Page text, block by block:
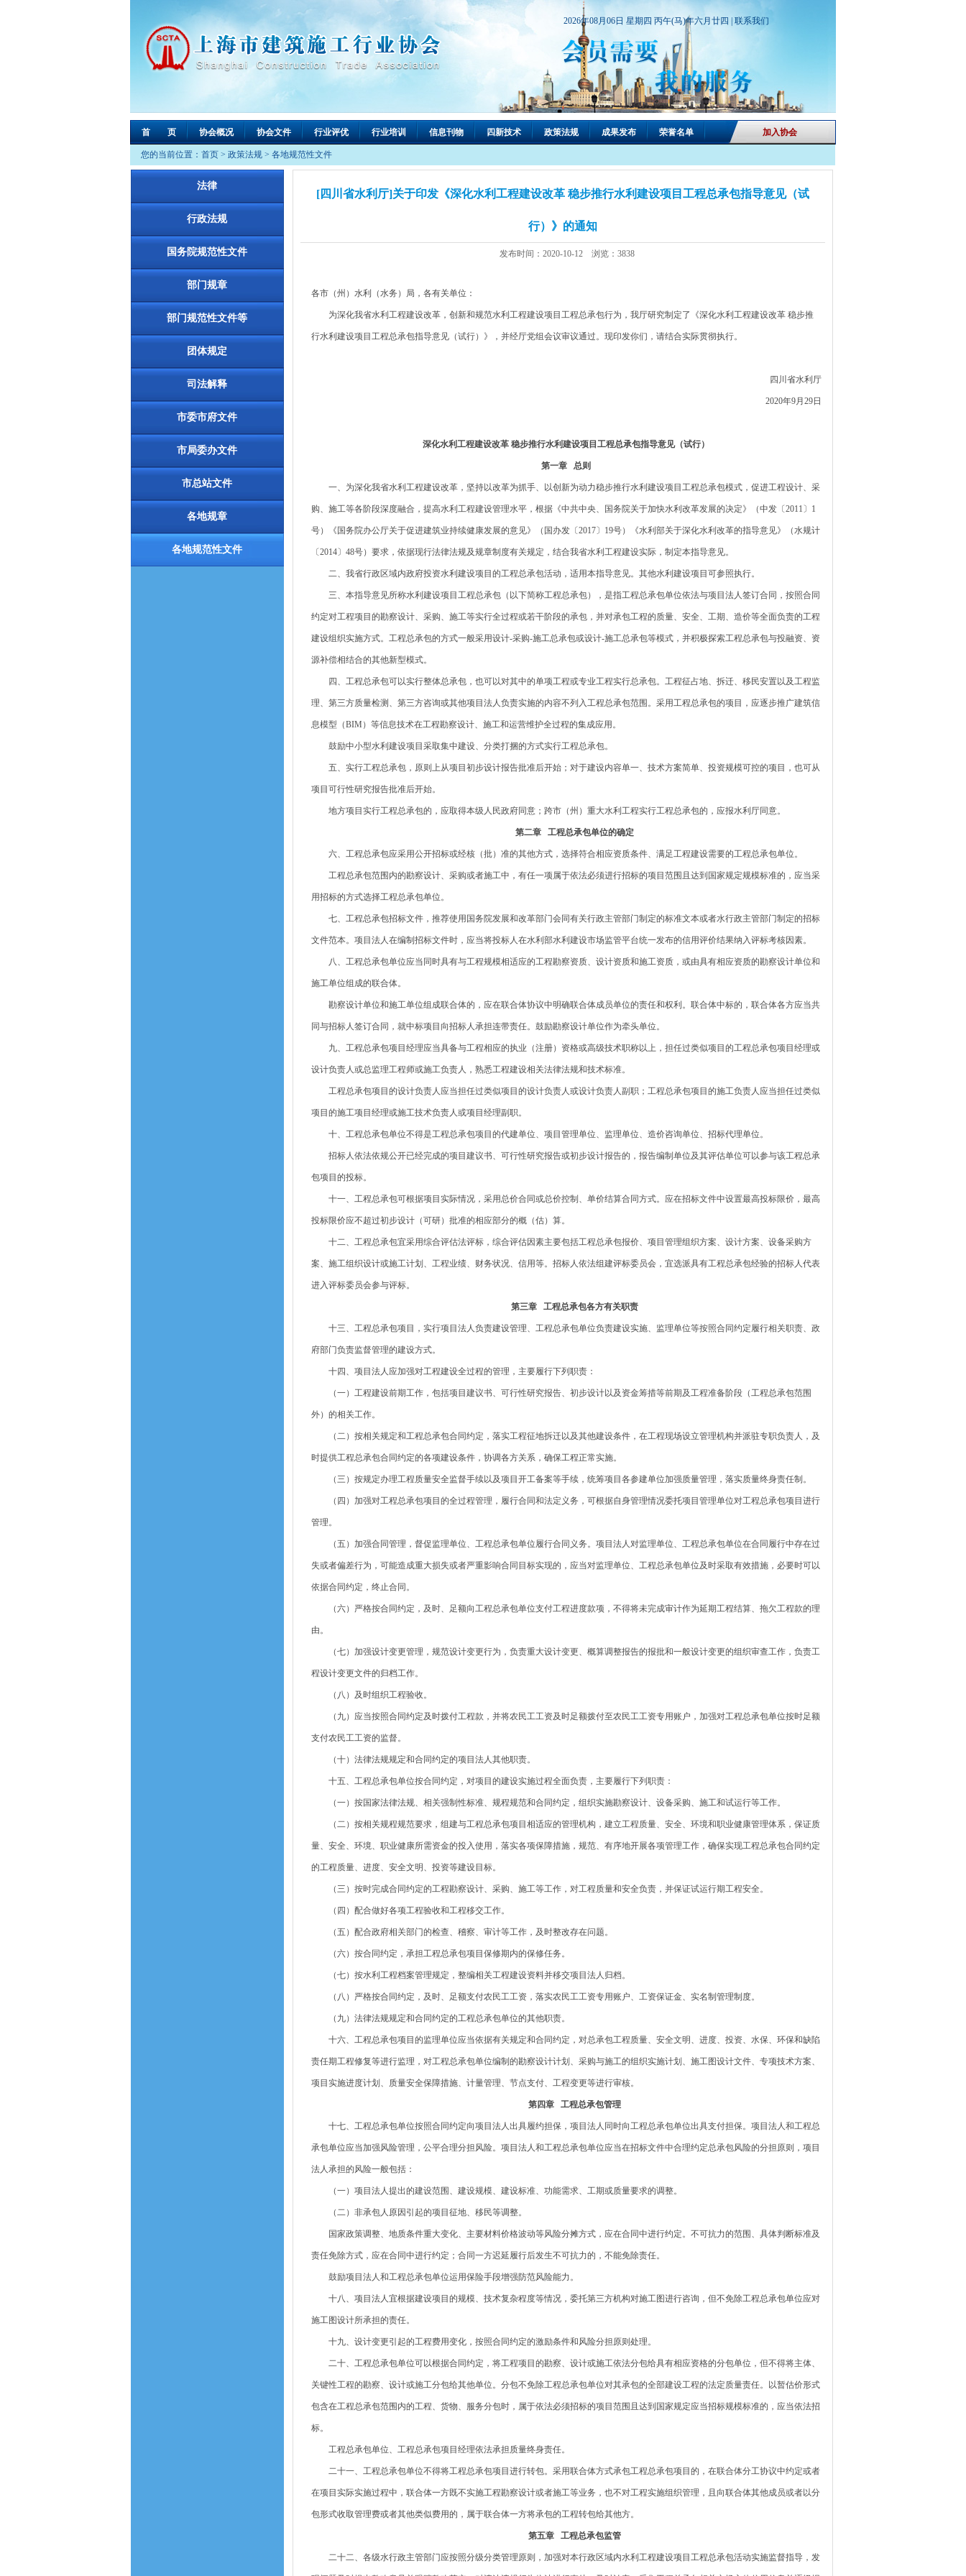
2026年08月06日 星期四 丙午(马)年六月廿四 | 联系我们
首 页 协会概况 协会文件 行业评优 行业培训 信息刊物 四新技术 政策法规 成果发布 荣誉名单 加入协会
您的当前位置： 首页 > 政策法规 > 各地规范性文件
法律
行政法规
国务院规范性文件
部门规章
部门规范性文件等
团体规定
司法解释
市委市府文件
市局委办文件
市总站文件
各地规章
各地规范性文件
[四川省水利厅]关于印发《深化水利工程建设改革 稳步推行水利建设项目工程总承包指导意见（试
行）》的通知
发布时间：2020-10-12 浏览：3838
各市（州）水利（水务）局，各有关单位：
为深化我省水利工程建设改革，创新和规范水利工程建设项目工程总承包行为，我厅研究制定了《深化水利工程建设改革 稳步推
行水利建设项目工程总承包指导意见（试行）》，并经厅党组会议审议通过。现印发你们，请结合实际贯彻执行。
四川省水利厅
2020年9月29日
深化水利工程建设改革 稳步推行水利建设项目工程总承包指导意见（试行）
第一章 总则
一、为深化我省水利工程建设改革，坚持以改革为抓手、以创新为动力稳步推行水利建设项目工程总承包模式，促进工程设计、采
购、施工等各阶段深度融合，提高水利工程建设管理水平，根据《中共中央、国务院关于加快水利改革发展的决定》（中发〔2011〕1
号）《国务院办公厅关于促进建筑业持续健康发展的意见》（国办发〔2017〕19号）《水利部关于深化水利改革的指导意见》（水规计
〔2014〕48号）要求，依据现行法律法规及规章制度有关规定，结合我省水利工程建设实际，制定本指导意见。
二、我省行政区域内政府投资水利建设项目的工程总承包活动，适用本指导意见。其他水利建设项目可参照执行。
三、本指导意见所称水利建设项目工程总承包（以下简称工程总承包），是指工程总承包单位依法与项目法人签订合同，按照合同
约定对工程项目的勘察设计、采购、施工等实行全过程或若干阶段的承包，并对承包工程的质量、安全、工期、造价等全面负责的工程
建设组织实施方式。工程总承包的方式一般采用设计-采购-施工总承包或设计-施工总承包等模式，并积极探索工程总承包与投融资、资
源补偿相结合的其他新型模式。
四、工程总承包可以实行整体总承包，也可以对其中的单项工程或专业工程实行总承包。工程征占地、拆迁、移民安置以及工程监
理、第三方质量检测、第三方咨询或其他项目法人负责实施的内容不列入工程总承包范围。采用工程总承包的项目，应逐步推广建筑信
息模型（BIM）等信息技术在工程勘察设计、施工和运营维护全过程的集成应用。
鼓励中小型水利建设项目采取集中建设、分类打捆的方式实行工程总承包。
五、实行工程总承包，原则上从项目初步设计报告批准后开始；对于建设内容单一、技术方案简单、投资规模可控的项目，也可从
项目可行性研究报告批准后开始。
地方项目实行工程总承包的，应取得本级人民政府同意；跨市（州）重大水利工程实行工程总承包的，应报水利厅同意。
第二章 工程总承包单位的确定
六、工程总承包应采用公开招标或经核（批）准的其他方式，选择符合相应资质条件、满足工程建设需要的工程总承包单位。
工程总承包范围内的勘察设计、采购或者施工中，有任一项属于依法必须进行招标的项目范围且达到国家规定规模标准的，应当采
用招标的方式选择工程总承包单位。
七、工程总承包招标文件，推荐使用国务院发展和改革部门会同有关行政主管部门制定的标准文本或者水行政主管部门制定的招标
文件范本。项目法人在编制招标文件时，应当将投标人在水利部水利建设市场监管平台统一发布的信用评价结果纳入评标考核因素。
八、工程总承包单位应当同时具有与工程规模相适应的工程勘察资质、设计资质和施工资质，或由具有相应资质的勘察设计单位和
施工单位组成的联合体。
勘察设计单位和施工单位组成联合体的，应在联合体协议中明确联合体成员单位的责任和权利。联合体中标的，联合体各方应当共
同与招标人签订合同，就中标项目向招标人承担连带责任。鼓励勘察设计单位作为牵头单位。
九、工程总承包项目经理应当具备与工程相应的执业（注册）资格或高级技术职称以上，担任过类似项目的工程总承包项目经理或
设计负责人或总监理工程师或施工负责人，熟悉工程建设相关法律法规和技术标准。
工程总承包项目的设计负责人应当担任过类似项目的设计负责人或设计负责人副职；工程总承包项目的施工负责人应当担任过类似
项目的施工项目经理或施工技术负责人或项目经理副职。
十、工程总承包单位不得是工程总承包项目的代建单位、项目管理单位、监理单位、造价咨询单位、招标代理单位。
招标人依法依规公开已经完成的项目建议书、可行性研究报告或初步设计报告的，报告编制单位及其评估单位可以参与该工程总承
包项目的投标。
十一、工程总承包可根据项目实际情况，采用总价合同或总价控制、单价结算合同方式。应在招标文件中设置最高投标限价，最高
投标限价应不超过初步设计（可研）批准的相应部分的概（估）算。
十二、工程总承包宜采用综合评估法评标，综合评估因素主要包括工程总承包报价、项目管理组织方案、设计方案、设备采购方
案、施工组织设计或施工计划、工程业绩、财务状况、信用等。招标人依法组建评标委员会，宜选派具有工程总承包经验的招标人代表
进入评标委员会参与评标。
第三章 工程总承包各方有关职责
十三、工程总承包项目，实行项目法人负责建设管理、工程总承包单位负责建设实施、监理单位等按照合同约定履行相关职责、政
府部门负责监督管理的建设方式。
十四、项目法人应加强对工程建设全过程的管理，主要履行下列职责：
（一）工程建设前期工作，包括项目建议书、可行性研究报告、初步设计以及资金筹措等前期及工程准备阶段（工程总承包范围
外）的相关工作。
（二）按相关规定和工程总承包合同约定，落实工程征地拆迁以及其他建设条件，在工程现场设立管理机构并派驻专职负责人，及
时提供工程总承包合同约定的各项建设条件，协调各方关系，确保工程正常实施。
（三）按规定办理工程质量安全监督手续以及项目开工备案等手续，统筹项目各参建单位加强质量管理，落实质量终身责任制。
（四）加强对工程总承包项目的全过程管理，履行合同和法定义务，可根据自身管理情况委托项目管理单位对工程总承包项目进行
管理。
（五）加强合同管理，督促监理单位、工程总承包单位履行合同义务。项目法人对监理单位、工程总承包单位在合同履行中存在过
失或者偏差行为，可能造成重大损失或者严重影响合同目标实现的，应当对监理单位、工程总承包单位及时采取有效措施，必要时可以
依据合同约定，终止合同。
（六）严格按合同约定，及时、足额向工程总承包单位支付工程进度款项，不得将未完成审计作为延期工程结算、拖欠工程款的理
由。
（七）加强设计变更管理，规范设计变更行为，负责重大设计变更、概算调整报告的报批和一般设计变更的组织审查工作，负责工
程设计变更文件的归档工作。
（八）及时组织工程验收。
（九）应当按照合同约定及时拨付工程款，并将农民工工资及时足额拨付至农民工工资专用账户，加强对工程总承包单位按时足额
支付农民工工资的监督。
（十）法律法规规定和合同约定的项目法人其他职责。
十五、工程总承包单位按合同约定，对项目的建设实施过程全面负责，主要履行下列职责：
（一）按国家法律法规、相关强制性标准、规程规范和合同约定，组织实施勘察设计、设备采购、施工和试运行等工作。
（二）按相关规程规范要求，组建与工程总承包项目相适应的管理机构，建立工程质量、安全、环境和职业健康管理体系，保证质
量、安全、环境、职业健康所需资金的投入使用，落实各项保障措施，规范、有序地开展各项管理工作，确保实现工程总承包合同约定
的工程质量、进度、安全文明、投资等建设目标。
（三）按时完成合同约定的工程勘察设计、采购、施工等工作，对工程质量和安全负责，并保证试运行期工程安全。
（四）配合做好各项工程验收和工程移交工作。
（五）配合政府相关部门的检查、稽察、审计等工作，及时整改存在问题。
（六）按合同约定，承担工程总承包项目保修期内的保修任务。
（七）按水利工程档案管理规定，整编相关工程建设资料并移交项目法人归档。
（八）严格按合同约定，及时、足额支付农民工工资，落实农民工工资专用账户、工资保证金、实名制管理制度。
（九）法律法规规定和合同约定的工程总承包单位的其他职责。
十六、工程总承包项目的监理单位应当依据有关规定和合同约定，对总承包工程质量、安全文明、进度、投资、水保、环保和缺陷
责任期工程修复等进行监理，对工程总承包单位编制的勘察设计计划、采购与施工的组织实施计划、施工图设计文件、专项技术方案、
项目实施进度计划、质量安全保障措施、计量管理、节点支付、工程变更等进行审核。
第四章 工程总承包管理
十七、工程总承包单位按照合同约定向项目法人出具履约担保，项目法人同时向工程总承包单位出具支付担保。项目法人和工程总
承包单位应当加强风险管理，公平合理分担风险。项目法人和工程总承包单位应当在招标文件中合理约定总承包风险的分担原则，项目
法人承担的风险一般包括：
（一）项目法人提出的建设范围、建设规模、建设标准、功能需求、工期或质量要求的调整。
（二）非承包人原因引起的项目征地、移民等调整。
国家政策调整、地质条件重大变化、主要材料价格波动等风险分摊方式，应在合同中进行约定。不可抗力的范围、具体判断标准及
责任免除方式，应在合同中进行约定；合同一方迟延履行后发生不可抗力的，不能免除责任。
鼓励项目法人和工程总承包单位运用保险手段增强防范风险能力。
十八、项目法人宜根据建设项目的规模、技术复杂程度等情况，委托第三方机构对施工图进行咨询，但不免除工程总承包单位应对
施工图设计所承担的责任。
十九、设计变更引起的工程费用变化，按照合同约定的激励条件和风险分担原则处理。
二十、工程总承包单位可以根据合同约定，将工程项目的勘察、设计或施工依法分包给具有相应资格的分包单位，但不得将主体、
关键性工程的勘察、设计或施工分包给其他单位。分包不免除工程总承包单位对其承包的全部建设工程的法定质量责任。以暂估价形式
包含在工程总承包范围内的工程、货物、服务分包时，属于依法必须招标的项目范围且达到国家规定应当招标规模标准的，应当依法招
标。
工程总承包单位、工程总承包项目经理依法承担质量终身责任。
二十一、工程总承包单位不得将工程总承包项目进行转包。采用联合体方式承包工程总承包项目的，在联合体分工协议中约定或者
在项目实际实施过程中，联合体一方既不实施工程勘察设计或者施工等业务，也不对工程实施组织管理，且向联合体其他成员或者以分
包形式收取管理费或者其他类似费用的，属于联合体一方将承包的工程转包给其他方。
第五章 工程总承包监管
二十二、各级水行政主管部门应按照分级分类管理原则，加强对本行政区域内水利工程建设项目工程总承包活动实施监督指导，发